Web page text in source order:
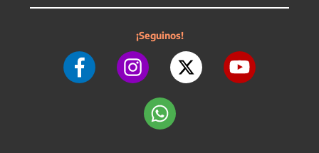
¡Seguinos!